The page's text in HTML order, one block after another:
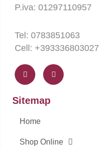
P.iva: 01297110957
Tel: 0783851063
Cell: +393336803027
a
c
e
b
o
-
f
n
s
t
a
Sitemap
Home
Shop Online